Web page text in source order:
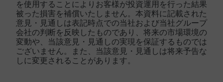
を使用することによりお客様が投資運用を行った結果
被った損害を補償いたしません。本資料に記載された
意見・見通しは表記時点での当社および当社グループ
会社の判断を反映したものであり、将来の市場環境の
変動や、当該意見・見通しの実現を保証するものでは
ございません。また、当該意見・見通しは将来予告な
しに変更されることがあります。